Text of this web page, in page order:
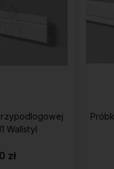
Wallstyl
zł